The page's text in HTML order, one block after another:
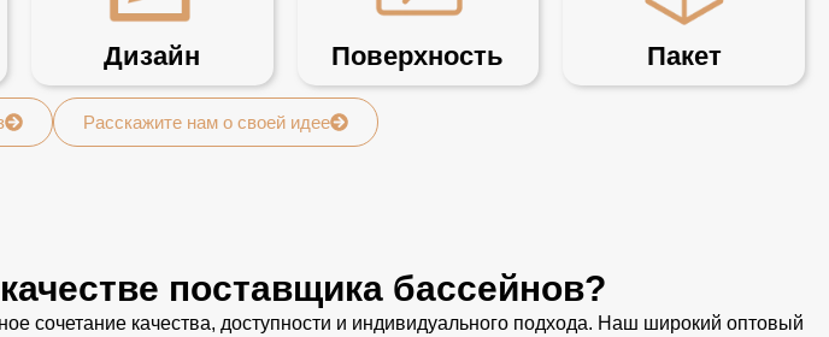
Дизайн Поверхность Пакет
Расскажите нам о своей идее
поставщика бассейнов?
сочетание качества, доступности и индивидуального подхода. Наш широкий оптовый